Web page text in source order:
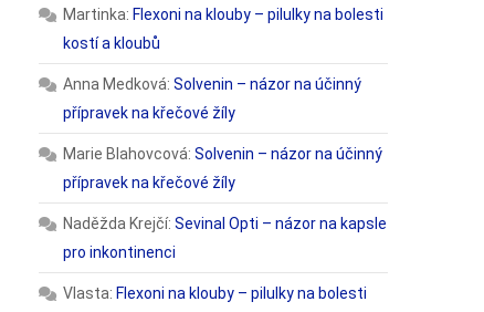
Martinka: Flexoni na klouby – pilulky na bolesti
kostí a kloubů
Anna Medková:Solvenin – názor na účinný
přípravek na křečové žíly
Marie Blahovcová:Solvenin – názor na účinný
přípravek na křečové žíly
Naděžda Krejčí:Sevinal Opti – názor na kapsle
pro inkontinenci
Vlasta: Flexoni na klouby – pilulky na bolesti